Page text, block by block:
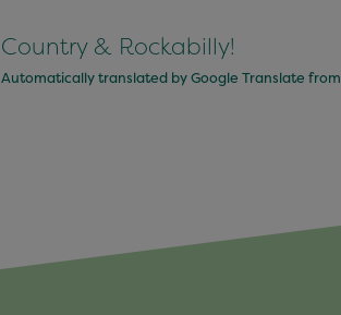
Country & Rockabilly!
Automatically translated by Google Translate from